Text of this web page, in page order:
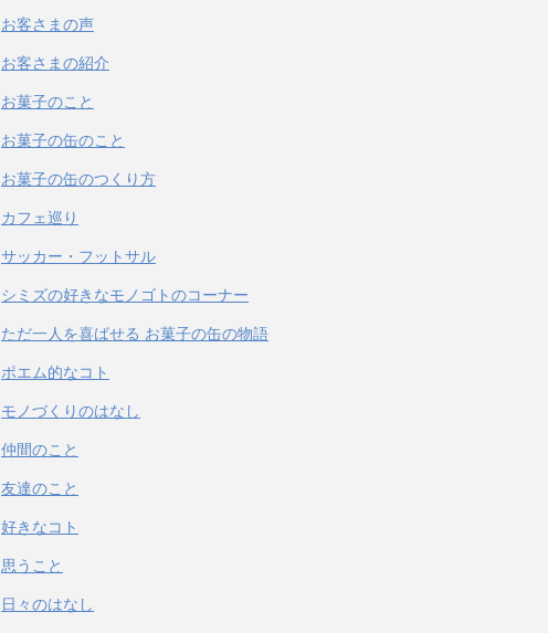
お客さまの声
お客さまの紹介
お菓子のこと
お菓子の缶のこと
お菓子の缶のつくり方
カフェ巡り
サッカー・フットサル
シミズの好きなモノゴトのコーナー
ただ一人を喜ばせる お菓子の缶の物語
ポエム的なコト
モノづくりのはなし
仲間のこと
友達のこと
好きなコト
思うこと
日々のはなし